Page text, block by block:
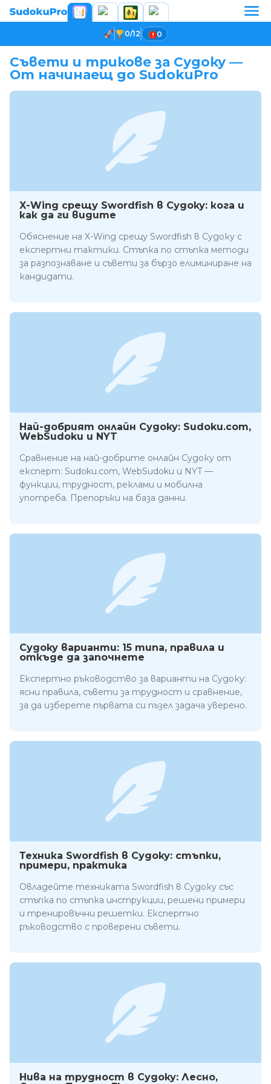
0/12 0
Съвети и трикове за Судоку —
От начинаещ до SudokuPro
X-Wing срещу Swordfish в Судоку: кога и
как да ги видите
Обяснение на X-Wing срещу Swordfish в Судоку с
експертни тактики. Стъпка по стъпка методи
за разпознаване и съвети за бързо елиминиране на
кандидати.
Най-добрият онлайн Судоку: Sudoku.com,
WebSudoku и NYT
Сравнение на най-добрите онлайн Судоку от
експерт: Sudoku.com, WebSudoku и NYT —
функции, трудност, реклами и мобилна
употреба. Препоръки на база данни.
Судоку варианти: 15 типа, правила и
откъде да започнете
Експертно ръководство за варианти на Судоку:
ясни правила, съвети за трудност и сравнение,
за да изберете първата си пъзел задача уверено.
Техника Swordfish в Судоку: стъпки,
примери, практика
Овладейте техниката Swordfish в Судоку със
стъпка по стъпка инструкции, решени примери
и тренировъчни решетки. Експертно
ръководство с проверени съвети.
Нива на трудност в Судоку: Лесно,